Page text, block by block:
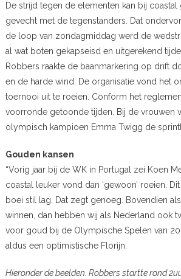
De strijd tegen de elementen kan bij
gevecht met de tegenstanders. Dat
de loop van zondagmiddag werd de
al wat boten gekapseisd en uitgerekend
Robbers raakte de baanmarkering op drift
en de harde wind. De organisatie vond het
toernooi uit te roeien. Conform het
voorronde getoonde tijden. Bij de vrouwen
olympisch kampioen Emma Twigg de
Gouden kansen
“Vorig jaar bij de WK in Portugal zei Koen
coastal leuker vond dan ‘gewoon’ roeien.
boei stil lag. Dat zegt genoeg. Bovendien
winnen, dan hebben wij als Nederland ook
voor goud bij de Olympische Spelen van
aldus een optimistische Florijn.
Hieronder de beelden. Robbers startte rond